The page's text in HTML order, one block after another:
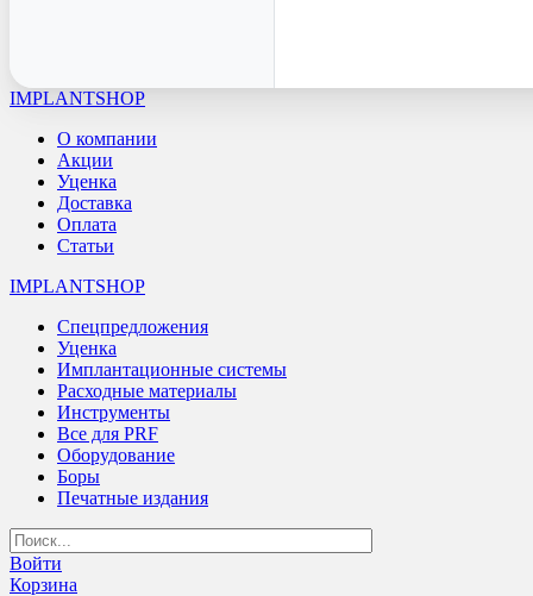
IMPLANTSHOP
О компании
Акции
Уценка
Доставка
Оплата
Статьи
IMPLANTSHOP
Спецпредложения
Уценка
Имплантационные системы
Расходные материалы
Инструменты
Все для PRF
Оборудование
Боры
Печатные издания
Войти
Корзина